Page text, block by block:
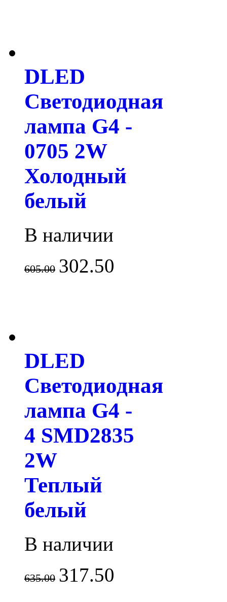
DLED
Светодиодная
лампа G4 -
0705 2W
Холодный
белый
В наличии
605.00 302.50
DLED
Светодиодная
лампа G4 -
4 SMD2835
2W
Теплый
белый
В наличии
635.00 317.50